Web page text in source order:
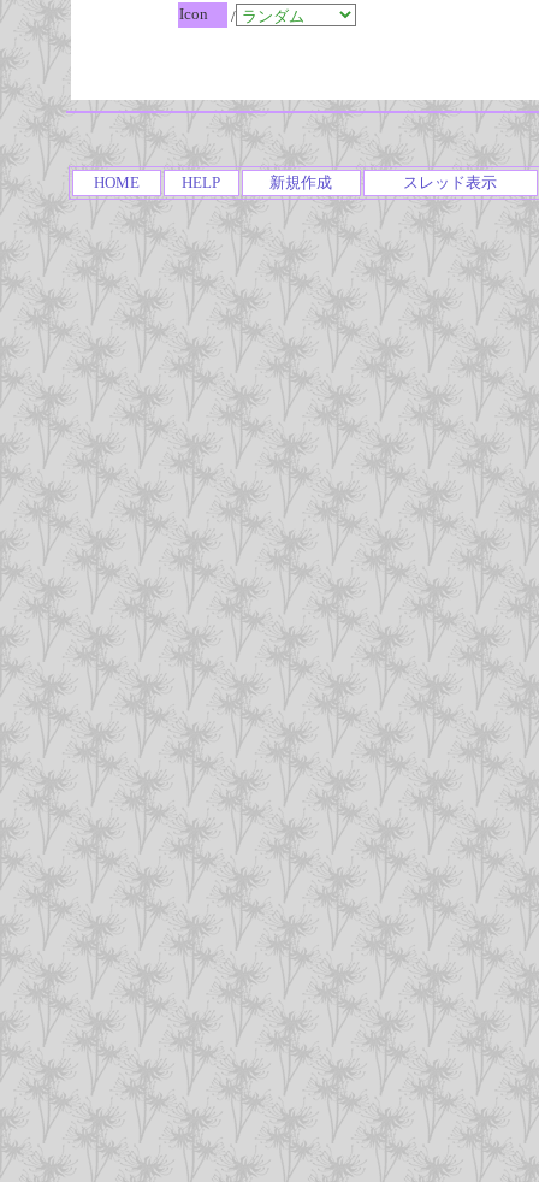
Icon
/
HOME HELP 新規作成 スレッド表示